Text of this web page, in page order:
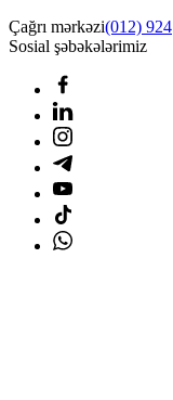
Çağrı mərkəzi(012) 924
Sosial şəbəkələrimiz